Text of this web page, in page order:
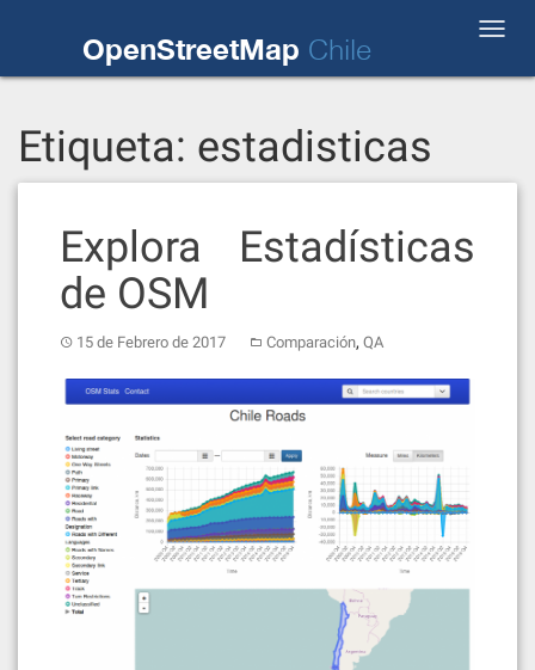
OpenStreetMap Chile
Etiqueta: estadisticas
Explora Estadísticas
de OSM
15 de Febrero de 2017 Comparación, QA